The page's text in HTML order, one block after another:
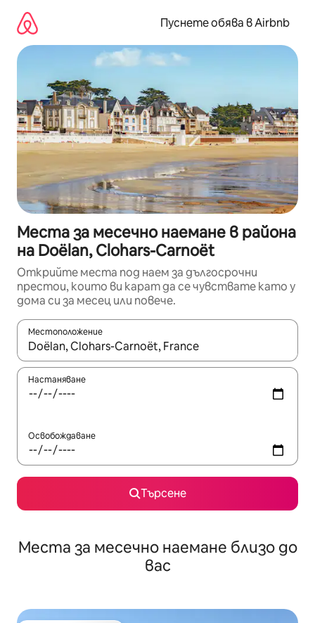
съдържанието
Пуснете обява в Airbnb
Места за месечно наемане в района
на Doëlan, Clohars-Carnoët
Открийте места под наем за дългосрочни
престои, които ви карат да се чувствате като у
дома си за месец или повече.
Местоположение
Когато резултатите се покажат, използвайте
Настаняване
Освобождаване
Търсене
Места за месечно наемане близо до
вас